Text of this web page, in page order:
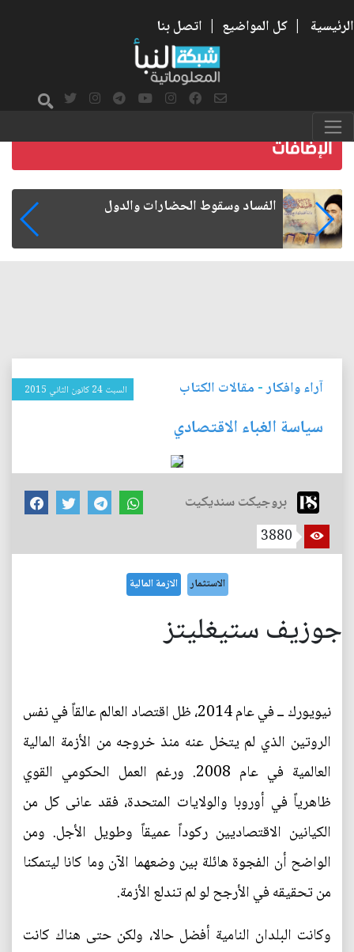
الرئيسية | كل المواضيع | اتصل بنا
رواتب الموظفين على صفيح ساخن
آراء وافكار- مقالات الكتاب السبت 24 كانون الثاني 2015
سياسة الغباء الاقتصادي
بروجيكت سنديكيت
3880
الاستثمار الازمة المالية
جوزيف ستيغليتز
نيويورك ــ في عام 2014، ظل اقتصاد العالم عالقاً في نفس
الروتين الذي لم يتخل عنه منذ خروجه من الأزمة المالية
العالمية في عام 2008. ورغم العمل الحكومي القوي
ظاهرياً في أوروبا والولايات المتحدة، فقد عانى كل من
الكيانين الاقتصاديين ركوداً عميقاً وطويل الأجل. ومن
الواضح أن الفجوة هائلة بين وضعهما الآن وما كانا ليتمكنا
من تحقيقه في الأرجح لو لم تندلع الأزمة.
وكانت البلدان النامية أفضل حالا، ولكن حتى هناك كانت